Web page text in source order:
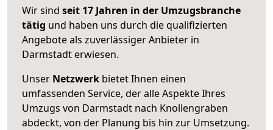
Wir sind seit 17 Jahren in der Umzugsbranche
tätig und haben uns durch die qualifizierten
Angebote als zuverlässiger Anbieter in
Darmstadt erwiesen.
Unser Netzwerk bietet Ihnen einen
umfassenden Service, der alle Aspekte Ihres
Umzugs von Darmstadt nach Knollengraben
abdeckt, von der Planung bis hin zur Umsetzung.